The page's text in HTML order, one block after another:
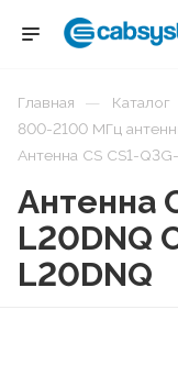
Главная — Каталог
800-2100 МГц
Антенна CS CS1-
Антенна
L20DNQ
L20DNQ